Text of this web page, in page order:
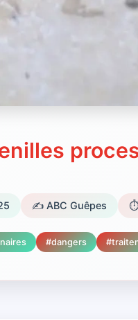
✍️ ABC Guêpes ⏱️
#dangers #